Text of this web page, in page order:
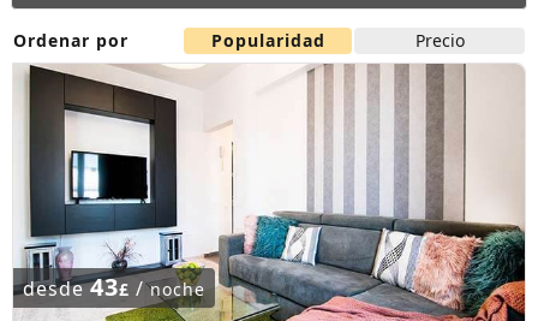
Ordenar por Popularidad Precio
desde43£ /noche